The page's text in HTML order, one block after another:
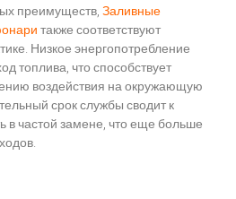
преимуществ,Заливные
также соответствуют
Низкое энергопотребление
топлива, что способствует
воздействия на окружающую
срок службы сводит к
частой замене, что еще больше